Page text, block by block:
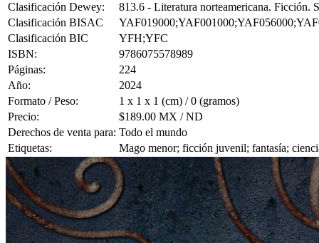
Clasificación Dewey:
813.6 - Literatura norteamericana. Ficción.
Clasificación BISAC
Clasificación BIC
YFH;YFC
ISBN:
9786075578989
Páginas:
224
Año:
2024
Formato / Peso:
1 x 1 x 1 (cm) / 0 (gramos)
Precio:
$189.00 MX / ND
Derechos de venta para: Todo el mundo
Etiquetas:
Mago menor; ficción juvenil; fantasía;